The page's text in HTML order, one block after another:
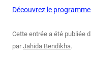
Découvrez le programme
Cette entrée a été publiée
parJahida Bendikha.